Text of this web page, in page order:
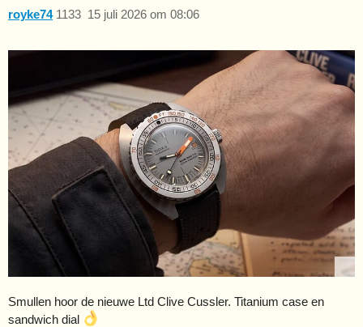
royke74 15 juli 2026 om 08:06
1133
Smullen hoor de nieuwe Ltd Clive Cussler. Titanium case en
sandwich dial